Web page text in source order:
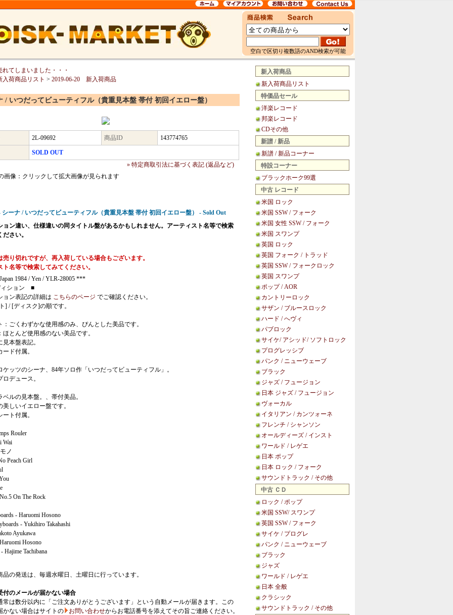
空白で区切り複数語のAND検索が可能
新入荷商品
新入荷商品リスト
特価品セール
洋楽レコード
邦楽レコード
CDその他
新譜 / 新品
新譜 / 新品コーナー
特設コーナー
ブラックホーク99選
中古 レコード
米国 ロック
米国 SSW / フォーク
米国 女性 SSW / フォーク
米国 スワンプ
英国 ロック
英国 フォーク / トラッド
英国 SSW / フォークロック
英国 スワンプ
ポップ / AOR
カントリーロック
サザン / ブルースロック
ハード / へヴィ
パブロック
サイケ/ アシッド/ ソフトロック
プログレッシブ
パンク / ニューウェーブ
ブラック
ジャズ / フュージョン
日本 ジャズ / フュージョン
ヴォーカル
イタリアン / カンツォーネ
フレンチ / シャンソン
オールディーズ / インスト
ワールド / レゲエ
日本 ポップ
日本 ロック / フォーク
サウンドトラック / その他
中古 ＣＤ
ロック / ポップ
米国 SSW/ スワンプ
英国 SSW / フォーク
サイケ / プログレ
パンク / ニューウェーブ
ブラック
ジャズ
ワールド / レゲエ
日本 全般
クラシック
サウンドトラック / その他
れてしまいました・・・
入荷商品リスト > 2019-06-20 新入荷商品
/ いつだってビューティフル（貴重見本盤 帯付 初回イエロー盤）
2L-09692 商品ID 143774765
SOLD OUT
» 特定商取引法に基づく表記 (返品など)
画像：クリックして拡大画像が見られます
シーナ / いつだってビューティフル（貴重見本盤 帯付 初回イエロー盤） - Sold Out
ョン違い、仕様違いの同タイトル盤があるかもしれません。アーティスト名等で検索
ださい。
売り切れですが、再入荷している場合もございます。
ト名等で検索してみてください。
1984 / Yen / YLR-28005 ***
ション ■
ョン表記の詳細は こちらのページ でご確認ください。
] / [ディスク]の順です。
：ごくわずかな使用感のみ、ぴんとした美品です。
ほとんど使用感のない美品です。
本盤表記。
ド付属。
ケッツのシーナ、84年ソロ作「いつだってビューティフル」。
デュース。
ベルの見本盤。、帯付美品。
美しいイエロー盤です。
ート付属。
Rouler
Wai
ノ
Peach Girl
On The Rock
- Haruomi Hosono
- Yukihiro Takahashi
Ayukawa
Hosono
Hajime Tachibana
の発送は、毎週水曜日、土曜日に行っています。
のメールが届かない場合
常は数分以内に「ご注文ありがとうございます」という自動メールが届きます。この
かない場合はサイトの
お問い合わせからお電話番号を添えてその旨ご連絡ください。